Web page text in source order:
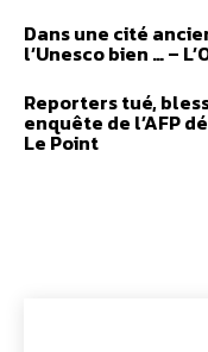
Dans une cité
l’Unesco bien … –
Reporters tué,
enquête de l’AFP
Le Point